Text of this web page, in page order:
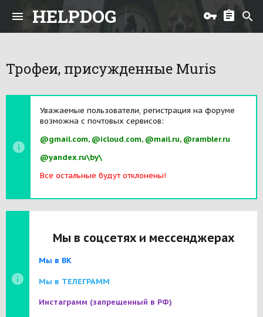
HELPDOG
Трофеи, присужденные Muris
Уважаемые пользователи, регистрация на форуме
возможна с почтовых сервисов:
@gmail.com, @icloud.com, @mail.ru, @rambler.ru
@yandex.ru\by\
Все остальные будут отклонены!
Мы в соцсетях и мессенджерах
Мы в ВК
Мы в ТЕЛЕГРАММ
Инстаграмм (запрещенный в РФ)